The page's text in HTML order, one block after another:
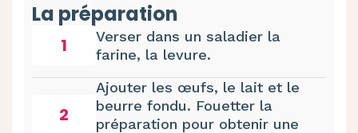
La préparation
1
Verser dans un saladier la
farine, la levure.
2
Ajouter les œufs, le lait et le
beurre fondu. Fouetter la
préparation pour obtenir une